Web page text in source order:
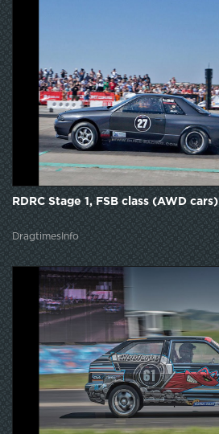
RDRC Stage 1, FSB class (AWD cars)
DragtimesInfo